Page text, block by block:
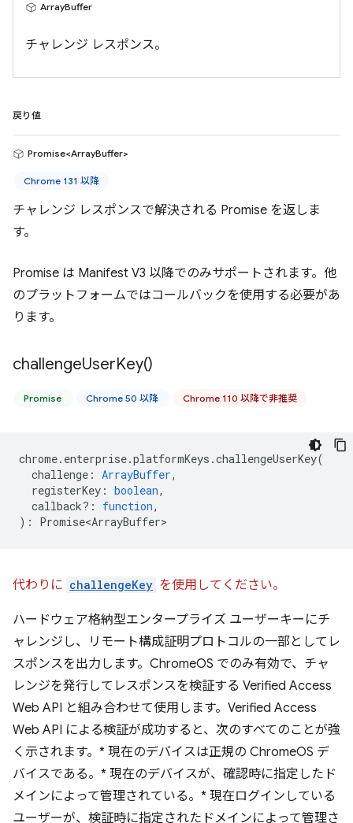
ArrayBuffer
チャレンジ レスポンス。
戻り値
Promise<ArrayBuffer>
Chrome 131 以降
チャレンジ レスポンスで解決される Promise を返しま
す。
Promise は Manifest V3 以降でのみサポートされます。他
のプラットフォームではコールバックを使用する必要があ
ります。
challengeUserKey()
Promise Chrome 50 以降 Chrome 110 以降で非推奨
chrome. enterprise.platformKeys .challengeUserKey(
challenge : ArrayBuffer,
registerKey : boolean,
callback? : function,
) : Promise<ArrayBuffer>
代わりに challengeKey を使用してください。
ハードウェア格納型エンタープライズ ユーザーキーにチ
ャレンジし、リモート構成証明プロトコルの一部としてレ
スポンスを出力します。ChromeOS でのみ有効で、チャ
レンジを発行してレスポンスを検証する Verified Access
Web API と組み合わせて使用します。Verified Access
Web API による検証が成功すると、次のすべてのことが強
く示されます。* 現在のデバイスは正規の ChromeOS デ
バイスである。* 現在のデバイスが、確認時に指定したド
メインによって管理されている。* 現在ログインしている
ユーザーが、検証時に指定されたドメインによって管理さ